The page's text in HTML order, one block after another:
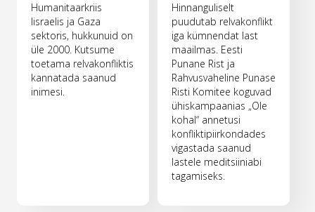
Humanitaarkriis
Iisraelis ja Gaza
sektoris, hukkunuid on
üle 2000. Kutsume
toetama relvakonfliktis
kannatada saanud
inimesi.
Hinnanguliselt
puudutab relvakonflikt
iga kümnendat last
maailmas. Eesti
Punane Rist ja
Rahvusvaheline Punase
Risti Komitee koguvad
ühiskampaanias „Ole
kohal“ annetusi
konfliktipiirkondades
vigastada saanud
lastele meditsiiniabi
tagamiseks.